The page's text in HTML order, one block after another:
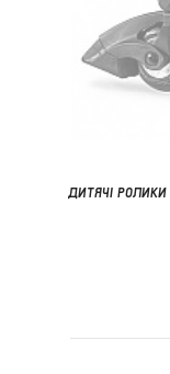
ДИТЯЧІ РОЛИКИ